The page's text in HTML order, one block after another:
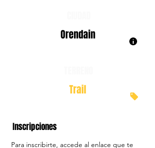
Orendain
Trail
Inscripciones
Para inscribirte, accede al enlace que te